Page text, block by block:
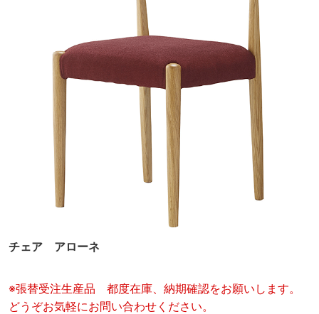
チェア アローネ
※張替受注生産品 都度在庫、納期確認をお願いします。
どうぞお気軽にお問い合わせください。